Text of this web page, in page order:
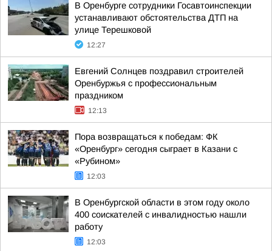
В Оренбурге сотрудники Госавтоинспекции
устанавливают обстоятельства ДТП на
улице Терешковой
12:27
Евгений Солнцев поздравил строителей
Оренбуржья с профессиональным
праздником
12:13
Пора возвращаться к победам: ФК
«Оренбург» сегодня сыграет в Казани с
«Рубином»
12:03
В Оренбургской области в этом году около
400 соискателей с инвалидностью нашли
работу
12:03